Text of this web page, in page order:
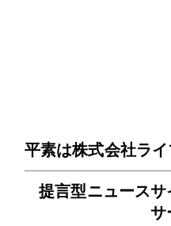
平素は株式会社ラ
提言型ニュースサ
サ